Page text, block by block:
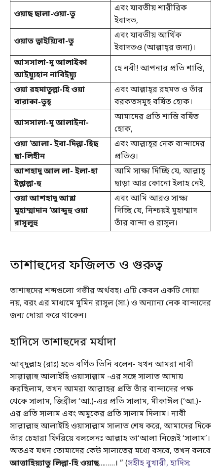
ওয়াছ ছালা-ওয়া-তু
এবং যাবতীয় শারীরিক
ইবাদত,
ওয়াত ত্বাইয়্যিবা-তু
এবং যাবতীয় আর্থিক
ইবাদতও (আল্লাহ্‌র জন্য)।
আসসালা-মু আলাইকা
আইয়্যুহান নাবিইয়্যু
হে নবী! আপনার প্রতি শান্তি,
ওয়া রহমাতুল্লা-হি ওয়া
বারাকা-তুহ্
এবং আল্লাহ্‌র রহমত ও তাঁর
বরকতসমূহ বর্ষিত হোক।
আসসালা-মু আলাইনা-
আমাদের প্রতি শান্তি বর্ষিত
হোক,
ওয়া ‘আলা- ইবা-দিল্লা-হিছ
ছা-লিহীন
এবং আল্লাহ্‌র নেক বান্দাদের
প্রতিও।
আশহাদু আল লা- ইলা-হা
ইল্লাল্লা-হু
আমি সাক্ষ্য দিচ্ছি যে, আল্লাহ্‌
ছাড়া আর কোনো ইলাহ নেই,
ওয়া আশহাদু আন্না
মুহাম্মাদান ‘আব্দুহু ওয়া
রাসূলুহু
এবং আমি আরও সাক্ষ্য
দিচ্ছি যে, নিশ্চয়ই মুহাম্মাদ
তাঁর বান্দা ও রাসূল।
তাশাহুদের ফজিলত ও গুরুত্ব
তাশাহুদের শব্দগুলো গভীর অর্থবহ। এটি কেবল একটি দোয়া
নয়, বরং এর মাধ্যমে মুমিন রাসূল (সা.) ও অন্যান্য নেক বান্দাদের
জন্য দোয়া করে থাকেন।
হাদিসে তাশাহুদের মর্যাদা
আব্‌দুল্লাহ (রাঃ) হতে বর্ণিত তিনি বলেন- যখন আমরা নাবী
সাল্লাল্লাহু আলাইহি ওয়াসাল্লাম -এর সঙ্গে সালাত আদায়
করছিলাম, তখন আমরা আল্লাহর প্রতি তাঁর বান্দাদের পক্ষ
থেকে সালাম, জিব্রীল ‘আ.)-এর প্রতি সালাম, মীকাঈল (‘আ.)-
এর প্রতি সালাম এবং অমুকের প্রতি সালাম দিলাম। নাবী
সাল্লাল্লাহু আলাইহি ওয়াসাল্লাম সালাত শেষ করে, আমাদের দিকে
তাঁর চেহারা ফিরিয়ে বললেনঃ আল্লাহ তা‘আলা নিজেই ‘সালাম’।
অতএব যখন তোমাদের কেউ সালাতের মধ্যে বসবে, তখন বলবে
আত্তাহিয়্যাতু লিল্লা-হি ওয়াছ………। ” (সহীহ বুখারী, হাদিস: